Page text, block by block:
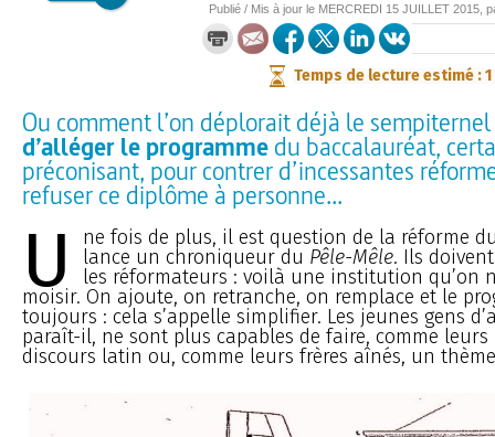
Publié / Mis à jour le MERCREDI 15 JUILLET 2015,
Temps de lecture estimé : 1
Ou comment l’on déplorait déjà le sempiternel
d’alléger le programmedu baccalauréat,
préconisant, pour contrer d’incessantes
refuser ce diplôme à personne...
U
ne fois de plus, il est question de la réforme
lance un chroniqueur du Pêle-Mêle. Ils
les réformateurs : voilà une institution qu’on
moisir. On ajoute, on retranche, on remplace et le
toujours : cela s’appelle simplifier. Les jeunes gens
paraît-il, ne sont plus capables de faire, comme leurs
discours latin ou, comme leurs frères aînés, un